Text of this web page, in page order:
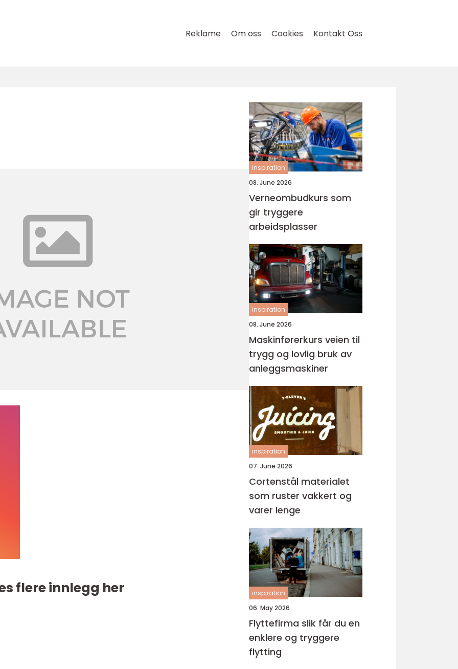
Reklame Om oss Cookies Kontakt Oss
flere innlegg her
inspiration
08. June 2026
Verneombudkurs som
gir tryggere
arbeidsplasser
inspiration
08. June 2026
Maskinførerkurs veien til
trygg og lovlig bruk av
anleggsmaskiner
inspiration
07. June 2026
Cortenstål materialet
som ruster vakkert og
varer lenge
inspiration
06. May 2026
Flyttefirma slik får du en
enklere og tryggere
flytting